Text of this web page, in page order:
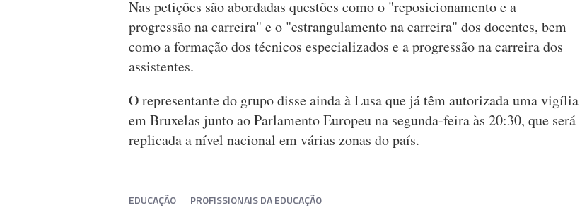
Nas petições são abordadas questões como o "reposicionamento e a
progressão na carreira" e o "estrangulamento na carreira" dos docentes, bem
como a formação dos técnicos especializados e a progressão na carreira dos
assistentes.
O representante do grupo disse ainda à Lusa que já têm autorizada uma vigília
em Bruxelas junto ao Parlamento Europeu na segunda-feira às 20:30, que será
replicada a nível nacional em várias zonas do país.
EDUCAÇÃO PROFISSIONAIS DA EDUCAÇÃO